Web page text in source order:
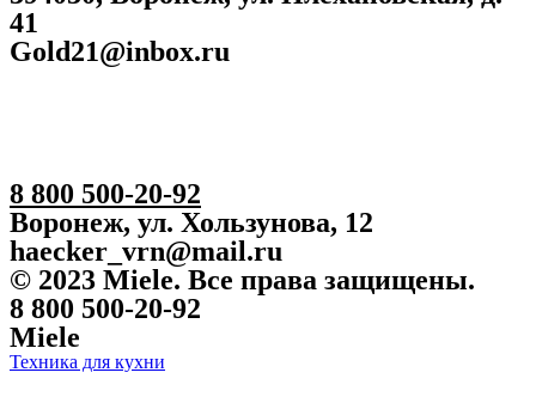
41
Gold21@inbox.ru
8 800 500-20-92
Воронеж, ул. Хользунова, 12
haecker_vrn@mail.ru
© 2023 Miele. Все права защищены.
8 800 500-20-92
Miele
Техника для кухни